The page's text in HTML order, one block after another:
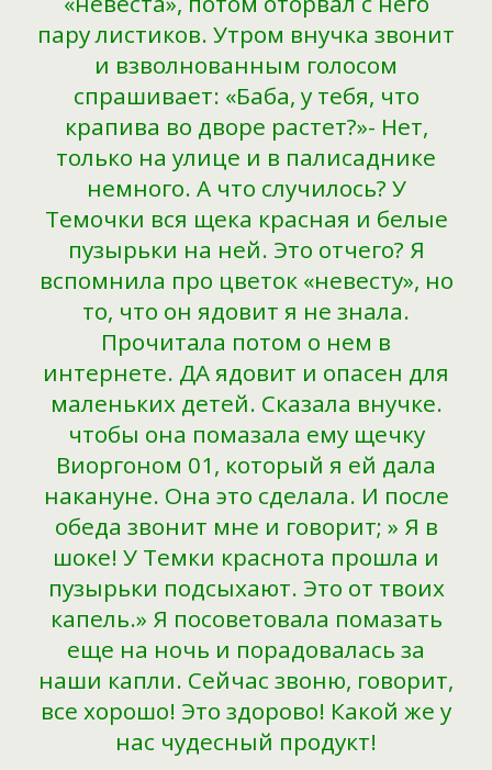
пару листиков. Утром внучка звонит
и взволнованным голосом
спрашивает: «Баба, у тебя, что
крапива во дворе растет?»- Нет,
только на улице и в палисаднике
немного. А что случилось? У
Темочки вся щека красная и белые
пузырьки на ней. Это отчего? Я
вспомнила про цветок «невесту», но
то, что он ядовит я не знала.
Прочитала потом о нем в
интернете. ДА ядовит и опасен для
маленьких детей. Сказала внучке.
чтобы она помазала ему щечку
Виоргоном 01, который я ей дала
накануне. Она это сделала. И после
обеда звонит мне и говорит; » Я в
шоке! У Темки краснота прошла и
пузырьки подсыхают. Это от твоих
капель.» Я посоветовала помазать
еще на ночь и порадовалась за
наши капли. Сейчас звоню, говорит,
все хорошо! Это здорово! Какой же у
нас чудесный продукт!